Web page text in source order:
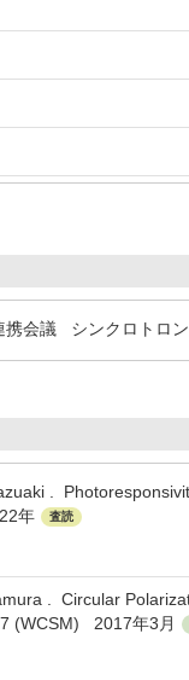
会議 シンクロトロ
.
年
査読
. Circular
(WCSM) 2017年3月